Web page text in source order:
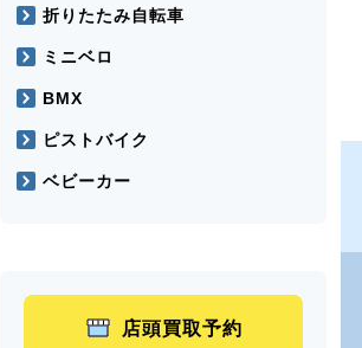
折りたたみ自転車
ミニベロ
BMX
ピストバイク
ベビーカー
店頭買取予約